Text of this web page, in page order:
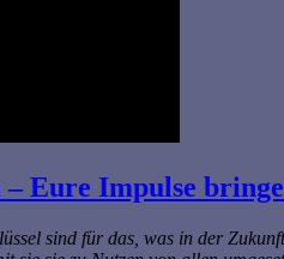
Eure Impulse
sind für das, was in der